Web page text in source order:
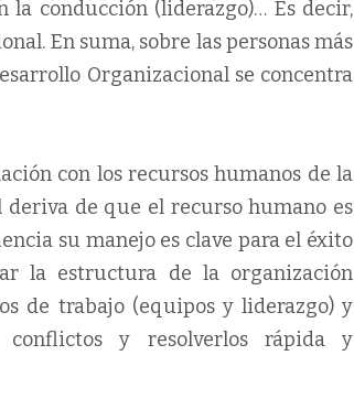
la conducción (liderazgo)… Es decir,
En suma, sobre las personas más
Organizacional se concentra
con los recursos humanos de la
de que el recurso humano es
su manejo es clave para el éxito
la estructura de la organización
de trabajo (equipos y liderazgo) y
conflictos y resolverlos rápida y